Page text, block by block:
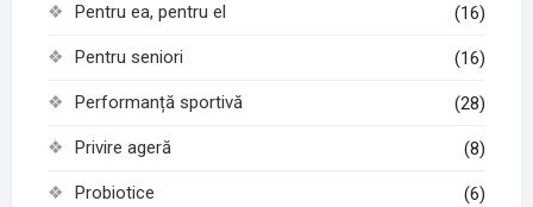
Pentru ea, pentru el (16)
Pentru seniori (16)
Performanță sportivă (28)
Privire ageră (8)
Probiotice (6)